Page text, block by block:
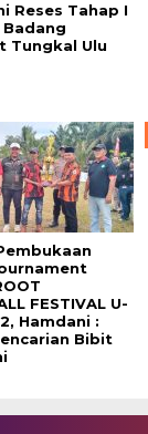
Reses Tahap I
Badang
Tungkal Ulu
FESTIVAL U-
Hamdani :
Bibit